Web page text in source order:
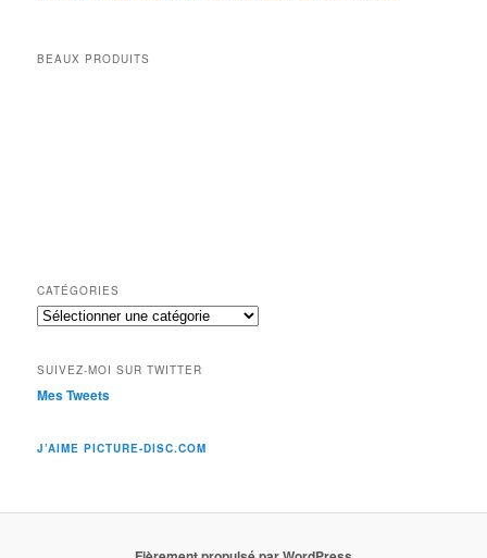
BEAUX PRODUITS
CATÉGORIES
Catégories
SUIVEZ-MOI SUR TWITTER
Mes Tweets
J’AIME PICTURE-DISC.COM